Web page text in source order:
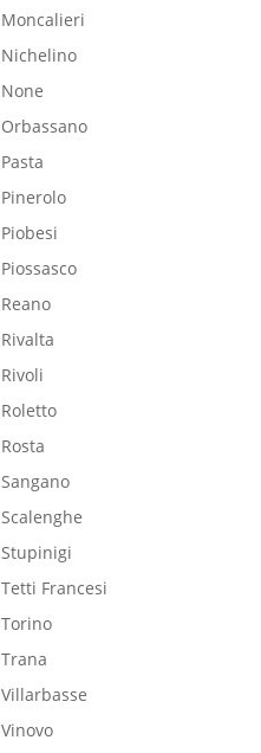
Moncalieri
Nichelino
None
Orbassano
Pasta
Pinerolo
Piobesi
Piossasco
Reano
Rivalta
Rivoli
Roletto
Rosta
Sangano
Scalenghe
Stupinigi
Tetti Francesi
Torino
Trana
Villarbasse
Vinovo